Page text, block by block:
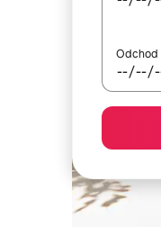
Odchod